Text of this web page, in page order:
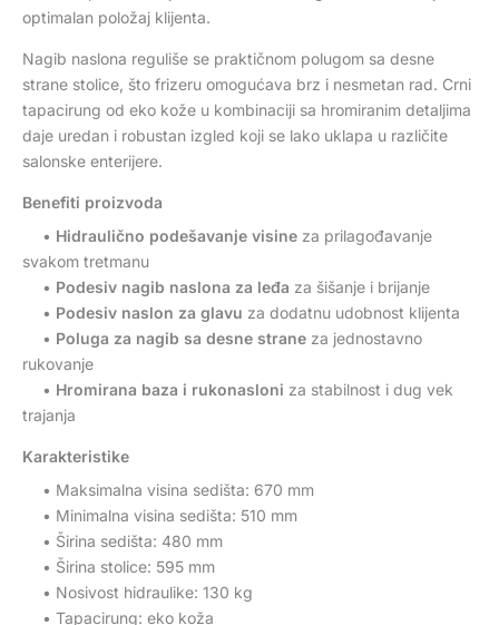
optimalan položaj klijenta.
Nagib naslona reguliše se praktičnom polugom sa desne
strane stolice, što frizeru omogućava brz i nesmetan rad. Crni
tapacirung od eko kože u kombinaciji sa hromiranim detaljima
daje uredan i robustan izgled koji se lako uklapa u različite
salonske enterijere.
Benefiti proizvoda
• Hidraulično podešavanje visine za prilagođavanje
svakom tretmanu
• Podesiv nagib naslona za leđa za šišanje i brijanje
• Podesiv naslon za glavu za dodatnu udobnost klijenta
• Poluga za nagib sa desne strane za jednostavno
rukovanje
• Hromirana baza i rukonasloni za stabilnost i dug vek
trajanja
Karakteristike
• Maksimalna visina sedišta: 670 mm
• Minimalna visina sedišta: 510 mm
• Širina sedišta: 480 mm
• Širina stolice: 595 mm
• Nosivost hidraulike: 130 kg
• Tapacirung: eko koža